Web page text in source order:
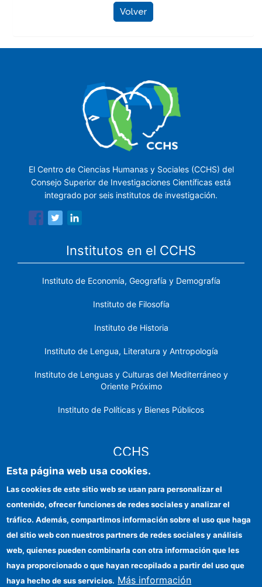
Volver
El Centro de Ciencias Humanas y Sociales (CCHS) del
Consejo Superior de Investigaciones Científicas está
integrado por seis institutos de investigación.
Institutos en el CCHS
Instituto de Economía, Geografía y Demografía
Instituto de Filosofía
Instituto de Historia
Instituto de Lengua, Literatura y Antropología
Instituto de Lenguas y Culturas del Mediterráneo y
Oriente Próximo
Instituto de Políticas y Bienes Públicos
CCHS
Identidad institucional
Ayudas FEDER
Organismos financiadores
Esta página web usa cookies.
Las cookies de este sitio web se usan para personalizar el
contenido, ofrecer funciones de redes sociales y analizar el
tráfico. Además, compartimos información sobre el uso que haga
del sitio web con nuestros partners de redes sociales y análisis
web, quienes pueden combinarla con otra información que les
haya proporcionado o que hayan recopilado a partir del uso que
haya hecho de sus servicios. Más información